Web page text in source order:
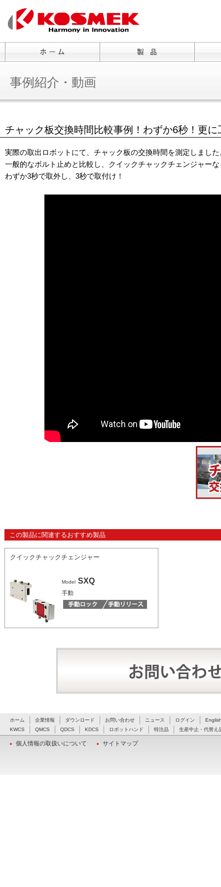
事例紹介・動画
チャック板交換時間比較事例！わずか6秒！更に
実際の取出ロボットにて、チャック板の交換時間を測定しました
一般的なボルト止めと比較し、クイックチャックチェンジャー
わずか3秒で取外し、3秒で取付け！
この製品に関連するおすすめ製品
クイックチャックチェンジャー
Model SXQ
手動
ホーム 企業情報 ダウンロード お問い合わせ ニュース ログイン
KWCS
QMCS QDCS KDCS ロボットハンド 特注品 生産中止・代替え
個人情報の取扱いについて サイトマップ